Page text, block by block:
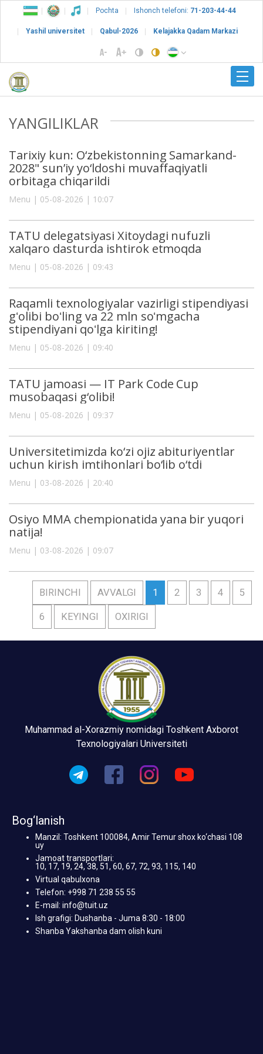
Pochta Ishonch telefoni: 71-203-44-44
Yashil universitet Qabul-2026 Kelajakka Qadam Markazi
YANGILIKLAR
Tarixiy kun: O‘zbekistonning Samarkand-
2028" sun’iy yo‘ldoshi muvaffaqiyatli
orbitaga chiqarildi
Menu | 05-08-2026 | 10:07
TATU delegatsiyasi Xitoydagi nufuzli
xalqaro dasturda ishtirok etmoqda
Menu | 05-08-2026 | 09:43
Raqamli texnologiyalar vazirligi stipendiyasi
gʻolibi boʻling va 22 mln soʻmgacha
stipendiyani qoʻlga kiriting!
Menu | 05-08-2026 | 09:40
TATU jamoasi — IT Park Code Cup
musobaqasi g‘olibi!
Menu | 05-08-2026 | 09:37
Universitetimizda ko‘zi ojiz abituriyentlar
uchun kirish imtihonlari bo‘lib o‘tdi
Menu | 03-08-2026 | 20:40
Osiyo MMA chempionatida yana bir yuqori
natija!
Menu | 03-08-2026 | 09:07
BIRINCHI AVVALGI 1 2 3 4 5
6 KEYINGI OXIRIGI
Muhammad al-Xorazmiy nomidagi Toshkent Axborot
Texnologiyalari Universiteti
Bog‘lanish
Manzil: Toshkent 100084, Amir Temur shox ko‘chasi 108
uy
Jamoat transportlari:
10, 17, 19, 24, 38, 51, 60, 67, 72, 93, 115, 140
Virtual qabulxona
Telefon: +998 71 238 55 55
E-mail: info@tuit.uz
Ish grafigi: Dushanba - Juma 8:30 - 18:00
Shanba Yakshanba dam olish kuni